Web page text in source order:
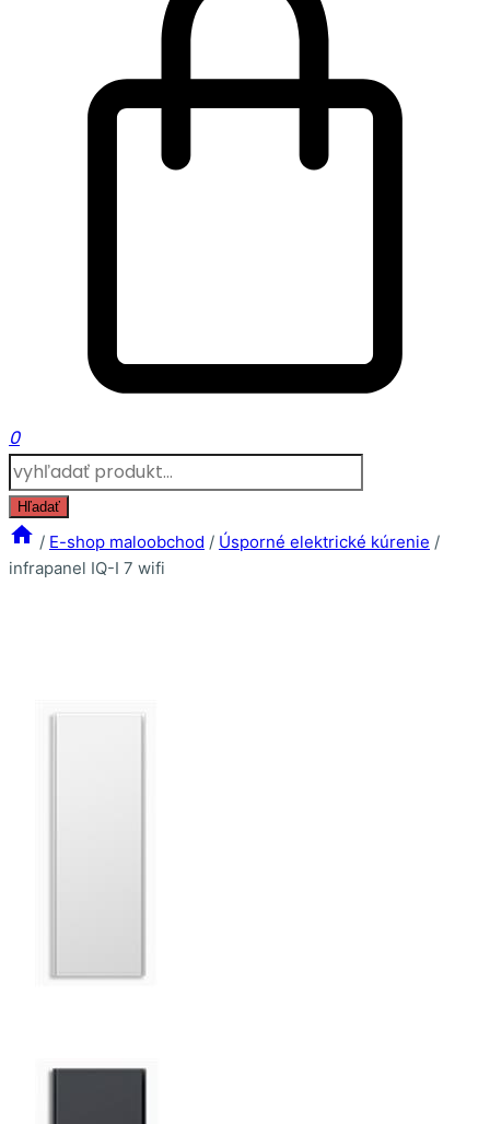
0
Products
search
Hľadať
/ E-shop maloobchod / Úsporné elektrické kúrenie /
infrapanel IQ-I 7 wifi